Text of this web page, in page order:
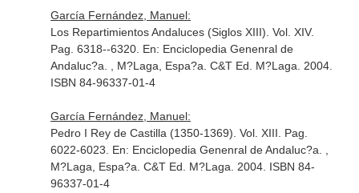
García Fernández, Manuel:
Los Repartimientos Andaluces (Siglos XIII). Vol. XIV.
Pag. 6318--6320. En: Enciclopedia Genenral de
Andaluc?a . , M?Laga, Espa?a. C&T Ed. M?Laga. 2004.
ISBN 84-96337-01-4
García Fernández, Manuel:
Pedro I Rey de Castilla (1350-1369). Vol. XIII. Pag.
6022-6023. En: Enciclopedia Genenral de Andaluc?a
M?Laga, Espa?a. C&T Ed. M?Laga. 2004. ISBN 84-
96337-01-4